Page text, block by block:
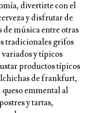
divertirte con el
y disfrutar de
de música entre otras
tradicionales grifos
variados y típicos
productos típicos
de frankfurt,
emmental al
y tartas,